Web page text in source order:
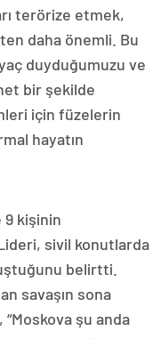
terörize etmek,
daha önemli. Bu
duyduğumuzu ve
bir şekilde
için füzelerin
hayatın
9 kişinin
sivil konutlarda
belirtti.
savaşın sona
şu anda